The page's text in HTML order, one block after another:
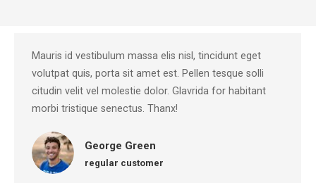
Mauris id vestibulum massa elis nisl, tincidunt eget
volutpat quis, porta sit amet est. Pellen tesque solli
citudin velit vel molestie dolor. Glavrida for habitant
morbi tristique senectus. Thanx!
George Green
regular customer